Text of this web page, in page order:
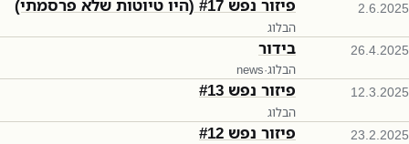
2.6.2025 פיזור נפש #17 (היו טיוטות שלא פרסמתי)
הבלוג
26.4.2025 בידור
הבלוג·
news
12.3.2025 פיזור נפש #13
הבלוג
23.2.2025 פיזור נפש #12